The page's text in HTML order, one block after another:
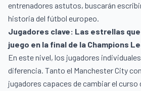
entrenadores astutos, buscarán
historia del fútbol europeo.
Jugadores clave: Las estrellas
juego en la final de la Champions
En este nivel, los jugadores
diferencia. Tanto el Manchester City
jugadores capaces de cambiar el curso